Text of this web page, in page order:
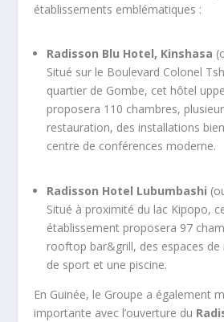
établissements emblématiques :
Radisson Blu Hotel, Kinshasa
Situé sur le Boulevard Colonel
quartier de Gombe, cet hôtel
proposera 110 chambres,
restauration, des installations
centre de conférences moderne.
Radisson Hotel Lubumbashi
Situé à proximité du lac Kipopo,
établissement proposera 97
rooftop bar&grill, des espaces de
de sport et une piscine.
En Guinée, le Groupe a également
importante avec l’ouverture du